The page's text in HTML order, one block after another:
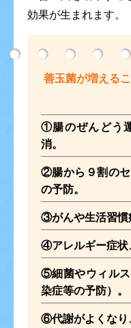
効果が生まれます。
善玉菌が増える
①腸のぜんどう
消。
②腸から９割の
の予防。
③がんや生活習慣
④アレルギー症状
⑤細菌やウィル
染症等の予防）。
⑥代謝がよくなり